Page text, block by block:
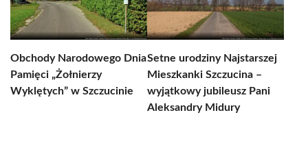
Obchody Narodowego Dnia
Pamięci „Żołnierzy
Wyklętych” w Szczucinie
Setne urodziny Najstarszej
Mieszkanki Szczucina –
wyjątkowy jubileusz Pani
Aleksandry Midury